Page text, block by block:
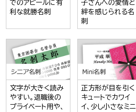
でのアピールに有
利な就勝名刺
子さんへの愛情と
絆を感じられる名
刺
文字が大きく読み
やすい。退職後の
プライベート用や、
正方形が目を引く
キュートでカワイ
イ、少し小さなミニ